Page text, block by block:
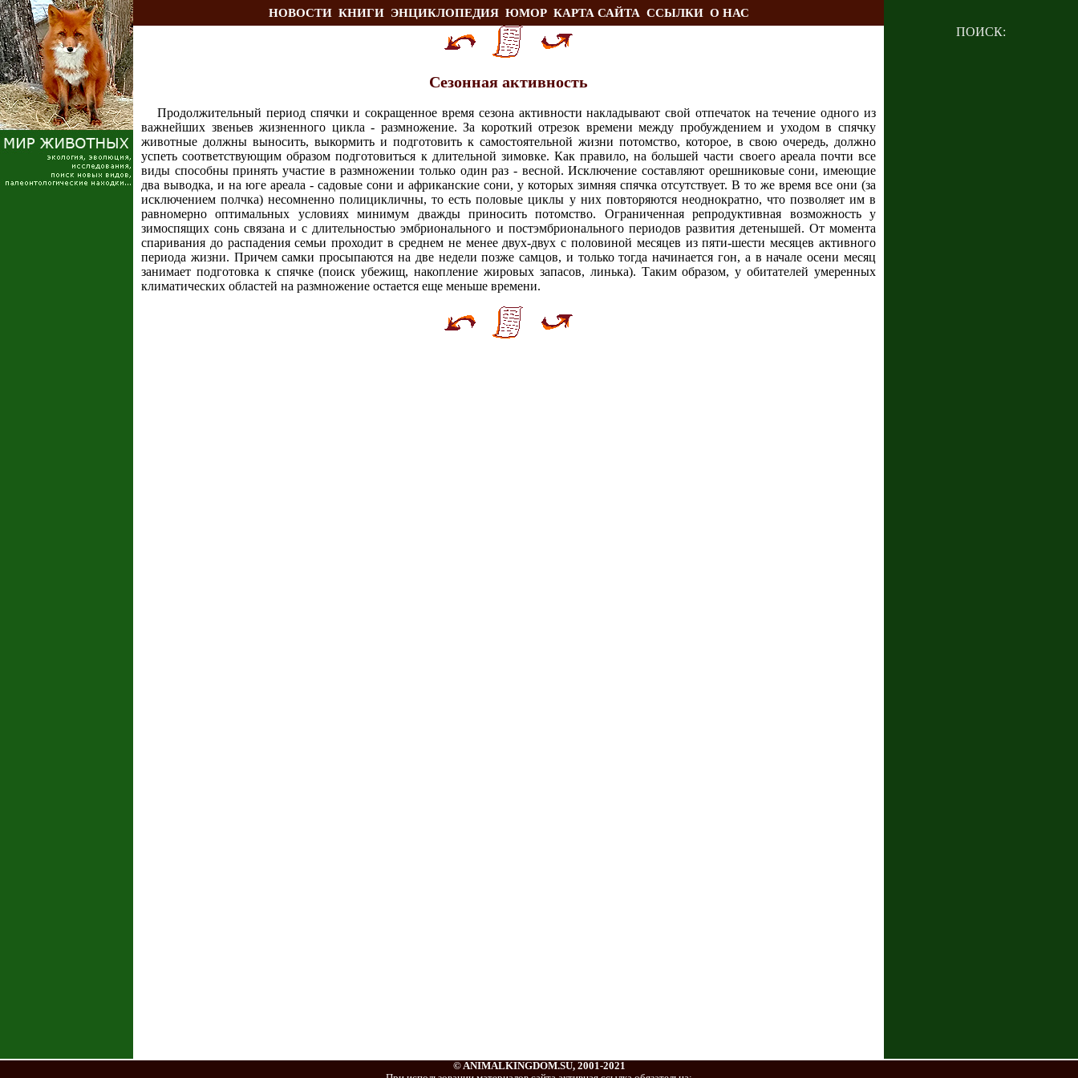
НОВОСТИ КНИГИ ЭНЦИКЛОПЕДИЯ ЮМОР КАРТА САЙТА ССЫЛКИ О НАС
Сезонная активность
Продолжительный период спячки и сокращенное время сезона активности накладывают свой отпечаток на течение одного из
важнейших звеньев жизненного цикла - размножение. За короткий отрезок времени между пробуждением и уходом в спячку
животные должны выносить, выкормить и подготовить к самостоятельной жизни потомство, которое, в свою очередь, должно
успеть соответствующим образом подготовиться к длительной зимовке. Как правило, на большей части своего ареала почти все
виды способны принять участие в размножении только один раз - весной. Исключение составляют орешниковые сони, имеющие
два выводка, и на юге ареала - садовые сони и африканские сони, у которых зимняя спячка отсутствует. В то же время все они (за
исключением полчка) несомненно полицикличны, то есть половые циклы у них повторяются неоднократно, что позволяет им в
равномерно оптимальных условиях минимум дважды приносить потомство. Ограниченная репродуктивная возможность у
зимоспящих сонь связана и с длительностью эмбрионального и постэмбрионального периодов развития детенышей. От момента
спаривания до распадения семьи проходит в среднем не менее двух-двух с половиной месяцев из пяти-шести месяцев активного
периода жизни. Причем самки просыпаются на две недели позже самцов, и только тогда начинается гон, а в начале осени месяц
занимает подготовка к спячке (поиск убежищ, накопление жировых запасов, линька). Таким образом, у обитателей умеренных
климатических областей на размножение остается еще меньше времени.
ПОИСК:
© ANIMALKINGDOM.SU, 2001-2021